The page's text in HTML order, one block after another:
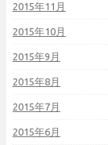
2015年11月
2015年10月
2015年9月
2015年8月
2015年7月
2015年6月